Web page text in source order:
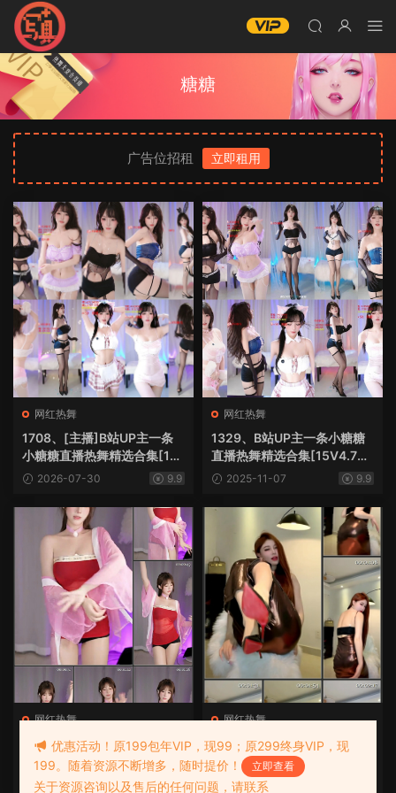
糖糖
广告位招租 立即租用
网红热舞
1708、[主播]B站UP主一条
小糖糖直播热舞精选合集[15
V4.72G]
2026-07-30 9.9
网红热舞
1329、B站UP主一条小糖糖
直播热舞精选合集[15V4.72
G] 2025-11-07 9.9
网红热舞
1222、B站UP主一条小糖糖
直播热舞精选合集[41V5.18
G]2025-08-01 9.9
网红热舞
749、快手糖糖baby直播整
活热舞剪辑合集[73V5.8G]
2024-09-12
优惠活动！原199包年VIP，现99；原299终身VIP，现
199。随着资源不断增多，随时提价！
立即查看
关于资源咨询以及售后的任何问题，请联系